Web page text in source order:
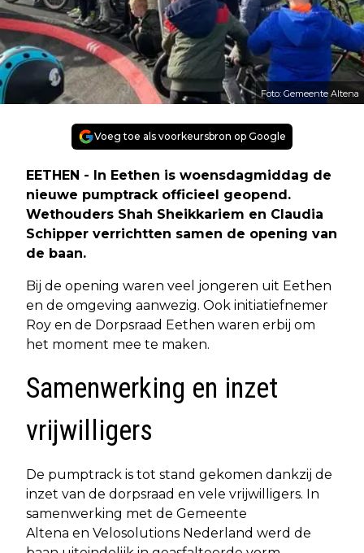
Foto: Gemeente Altena
Voeg toe als voorkeursbron op Google
EETHEN - In Eethen is woensdagmiddag de
nieuwe pumptrack officieel geopend.
Wethouders Shah Sheikkariem en Claudia
Schipper verrichtten samen de opening van
de baan.
Bij de opening waren veel jongeren uit Eethen
en de omgeving aanwezig. Ook initiatiefnemer
Roy en de Dorpsraad Eethen waren erbij om
het moment mee te maken.
Samenwerking en inzet
vrijwilligers
De pumptrack is tot stand gekomen dankzij de
inzet van de dorpsraad en vele vrijwilligers. In
samenwerking met de Gemeente
Altena en Velosolutions Nederland werd de